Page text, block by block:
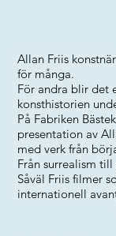
Allan Friis
för många.
För andra blir det
konsthistorien
På Fabriken
presentation av
med verk från
Från surrealism
Såväl Friis filmer
internationell